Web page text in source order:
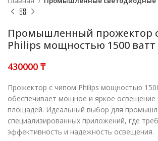
Промышленный прожектор
Philips мощностью 1500 ватт
₸
Прожектор с чипом Philips мощностью
обеспечивает мощное и яркое
площадей. Идеальный выбор для
специализированных приложений, где
эффективность и надежность освещения.